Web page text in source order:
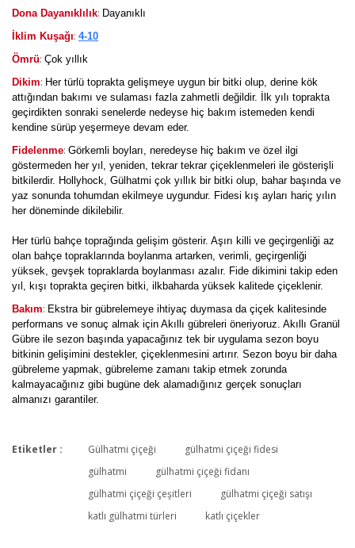
Dona Dayanıklılık: Dayanıklı
İklim Kuşağı: 4-10
Ömrü: Çok yıllık
Dikim: Her türlü toprakta gelişmeye uygun bir bitki olup, derine kök
attığından bakımı ve sulaması fazla zahmetli değildir. İlk yılı toprakta
geçirdikten sonraki senelerde nedeyse hiç bakım istemeden kendi
kendine sürüp yeşermeye devam eder.
Fidelenme: Görkemli boyları, neredeyse hiç bakım ve özel ilgi
göstermeden her yıl, yeniden, tekrar tekrar çiçeklenmeleri ile gösterişli
bitkilerdir. Hollyhock, Gülhatmi çok yıllık bir bitki olup, bahar başında ve
yaz sonunda tohumdan ekilmeye uygundur. Fidesi kış ayları hariç yılın
her döneminde dikilebilir.
Her türlü bahçe toprağında gelişim gösterir. Aşırı killi ve geçirgenliği az
olan bahçe topraklarında boylanma artarken, verimli, geçirgenliği
yüksek, gevşek topraklarda boylanması azalır. Fide dikimini takip eden
yıl, kışı toprakta geçiren bitki, ilkbaharda yüksek kalitede çiçeklenir.
Bakım: Ekstra bir gübrelemeye ihtiyaç duymasa da çiçek kalitesinde
performans ve sonuç almak için Akıllı gübreleri öneriyoruz. Akıllı Granül
Gübre ile sezon başında yapacağınız tek bir uygulama sezon boyu
bitkinin gelişimini destekler, çiçeklenmesini artırır. Sezon boyu bir daha
gübreleme yapmak, gübreleme zamanı takip etmek zorunda
kalmayacağınız gibi bugüne dek alamadığınız gerçek sonuçları
almanızı garantiler.
Bu ürüne ilk yorumu siz yapın!
Yorum Yaz
Etiketler : Gülhatmi çiçeği
gülhatmi çiçeği fidesi
gülhatmi
gülhatmi çiçeği fidanı
gülhatmi çiçeği çeşitleri
gülhatmi çiçeği satışı
katlı gülhatmi türleri
katlı çiçekler